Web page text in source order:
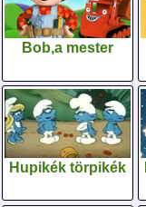
Bob,a mester
Hupikék törpikék